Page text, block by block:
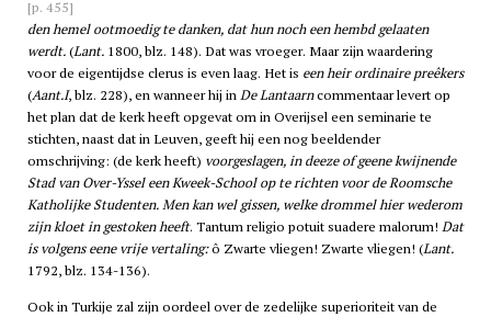
[p. 455]
den hemel ootmoedig te danken, dat hun noch een hembd gelaaten
werdt.(Lant.1800, blz. 148). Dat was vroeger. Maar zijn waardering
voor de eigentijdse clerus is even laag. Het is een heir ordinaire preêkers
(Aant.I, blz. 228), en wanneer hij inDe Lantaarncommentaar levert op
het plan dat de kerk heeft opgevat om in Overijsel een seminarie te
stichten, naast dat in Leuven, geeft hij een nog beeldender
omschrijving: (de kerk heeft) voorgeslagen, in deeze of geene kwijnende
Stad van Over-Yssel een Kweek-School op te richten voor de Roomsche
Katholijke Studenten. Men kan wel gissen, welke drommel hier wederom
zijn kloet in gestoken heeft. Tantum religio potuit suadere malorum! Dat
is volgens eene vrije vertaling:ô Zwarte vliegen! Zwarte vliegen! (Lant.
1792, blz. 134-136).
Ook in Turkije zal zijn oordeel over de zedelijke superioriteit van de